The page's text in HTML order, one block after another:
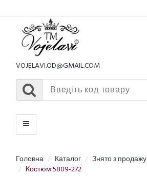
VOJELAVI.OD@GMAIL.COM
МЕНЮ
Головна Каталог
Знято з продажу
Костюм 5809-272